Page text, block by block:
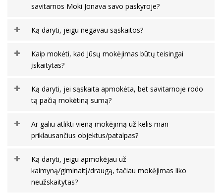
savitarnos Moki Jonava savo paskyroje?
Ką daryti, jeigu negavau sąskaitos?
Kaip mokėti, kad Jūsų mokėjimas būtų teisingai
įskaitytas?
Ką daryti, jei sąskaita apmokėta, bet savitarnoje rodo
tą pačią mokėtiną sumą?
Ar galiu atlikti vieną mokėjimą už kelis man
priklausančius objektus/patalpas?
Ką daryti, jeigu apmokėjau už
kaimyną/giminaitį/draugą, tačiau mokėjimas liko
neužskaitytas?